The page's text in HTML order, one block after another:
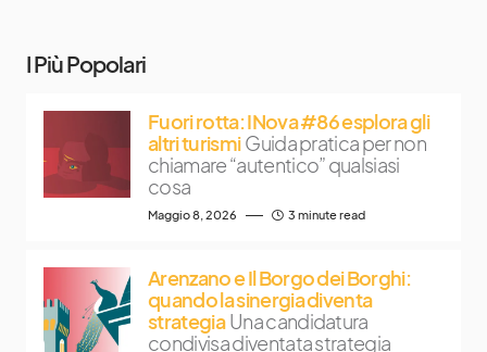
I Più Popolari
Fuori rotta: INova #86 esplora gli
altri turismi Guida pratica per non
chiamare “autentico” qualsiasi
cosa
Maggio 8, 2026 3 minute read
Arenzano e Il Borgo dei Borghi:
quando la sinergia diventa
strategia Una candidatura
condivisa diventata strategia